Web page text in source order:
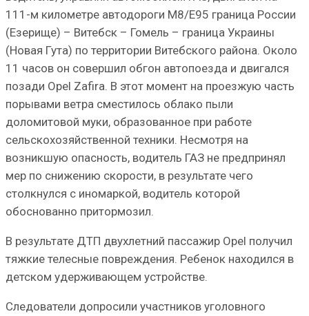
111-м километре автодороги М8/Е95 граница России
(Езерище) – Витебск – Гомель – граница Украины
(Новая Гута) по территории Витебского района. Около
11 часов он совершил обгон автопоезда и двигался
позади Opel Zafira. В этот момент на проезжую часть
порывами ветра сместилось облако пыли
доломитовой муки, образованное при работе
сельскохозяйственной техники. Несмотря на
возникшую опасность, водитель ГАЗ не предпринял
мер по снижению скорости, в результате чего
столкнулся с иномаркой, водитель которой
обоснованно притормозил.
В результате ДТП двухлетний пассажир Opel получил
тяжкие телесные повреждения. Ребенок находился в
детском удерживающем устройстве.
Следователи допросили участников уголовного